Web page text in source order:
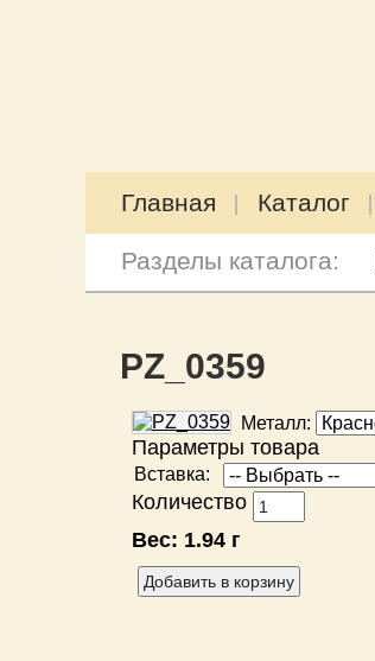
Главная Каталог
Разделы каталога:
PZ_0359
Металл:
Параметры товара
Вставка:
Количество
Вес: 1.94 г